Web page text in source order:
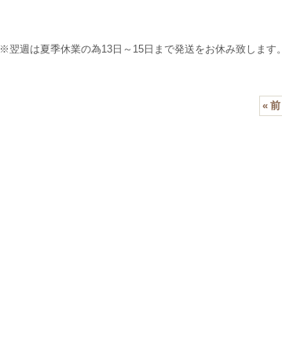
※翌週は夏季休業の為13日～15日まで発送をお休み致します。
« 前